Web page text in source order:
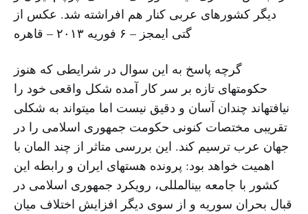
دیگر کشورهای عربی کنار هم افراشته شد. عکس از
گتی ایمجز – ۶ فوریه ۲۰۱۳ – قاهره
گرچه پاسخ به این سوال در شرایطی که هنوز
حکومتهای تازه بر سر کار آمده شکل واقعی خود را
نیافتهاند چندان آسان و دقیق نیست اما میتواند به شکلی
تقریبی مختصات کنونی حکومت جمهوری اسلامی را در
جهان عرب ترسیم کند. این بررسی متاثر از چند المان با
اهمیت خواهد بود: پرونده هستهای ایران و رابطه این
کشور با جامعه بینالمللی، رویکرد جمهوری اسلامی در
قبال بحران سوریه و از سوی دیگر افزایش اختلاف میان